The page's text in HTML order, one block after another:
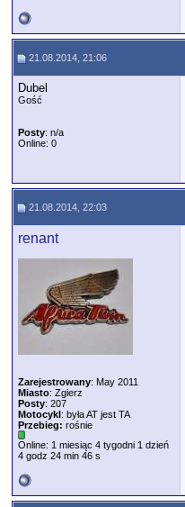
21.08.2014, 21:06
Dubel
Gość
Posty: n/a
Online: 0
21.08.2014, 22:03
renant
Zarejestrowany: May 2011
Miasto: Zgierz
Posty: 207
Motocykl: była AT jest TA
Przebieg: rośnie
Online: 1 miesiąc 4 tygodni 1 dzień
4 godz 24 min 46 s